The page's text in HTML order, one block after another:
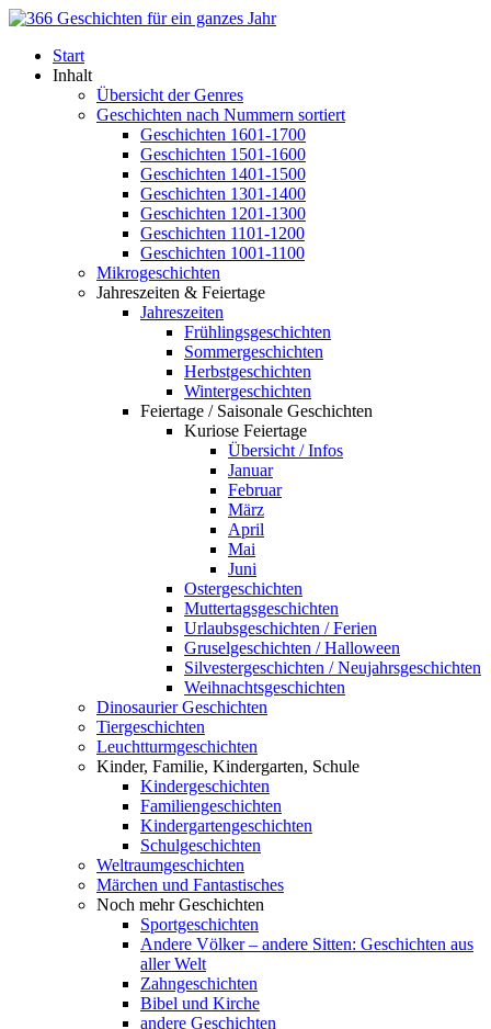
Start
Inhalt
Übersicht der Genres
Geschichten nach Nummern sortiert
Geschichten 1601-1700
Geschichten 1501-1600
Geschichten 1401-1500
Geschichten 1301-1400
Geschichten 1201-1300
Geschichten 1101-1200
Geschichten 1001-1100
Mikrogeschichten
Jahreszeiten & Feiertage
Jahreszeiten
Frühlingsgeschichten
Sommergeschichten
Herbstgeschichten
Wintergeschichten
Feiertage / Saisonale Geschichten
Kuriose Feiertage
Übersicht / Infos
Januar
Februar
März
April
Mai
Juni
Ostergeschichten
Muttertagsgeschichten
Urlaubsgeschichten / Ferien
Gruselgeschichten / Halloween
Silvestergeschichten / Neujahrsgeschichten
Weihnachtsgeschichten
Dinosaurier Geschichten
Tiergeschichten
Leuchtturmgeschichten
Kinder, Familie, Kindergarten, Schule
Kindergeschichten
Familiengeschichten
Kindergartengeschichten
Schulgeschichten
Weltraumgeschichten
Märchen und Fantastisches
Noch mehr Geschichten
Sportgeschichten
Andere Völker – andere Sitten: Geschichten aus
aller Welt
Zahngeschichten
Bibel und Kirche
andere Geschichten